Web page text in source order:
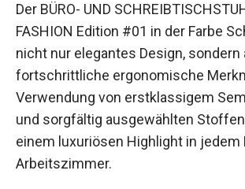
Der BÜRO- UND
FASHION Edition #01 in der Farbe
nicht nur elegantes Design, sondern
fortschrittliche ergonomische
Verwendung von erstklassigem
und sorgfältig ausgewählten
einem luxuriösen Highlight in jedem
Arbeitszimmer.